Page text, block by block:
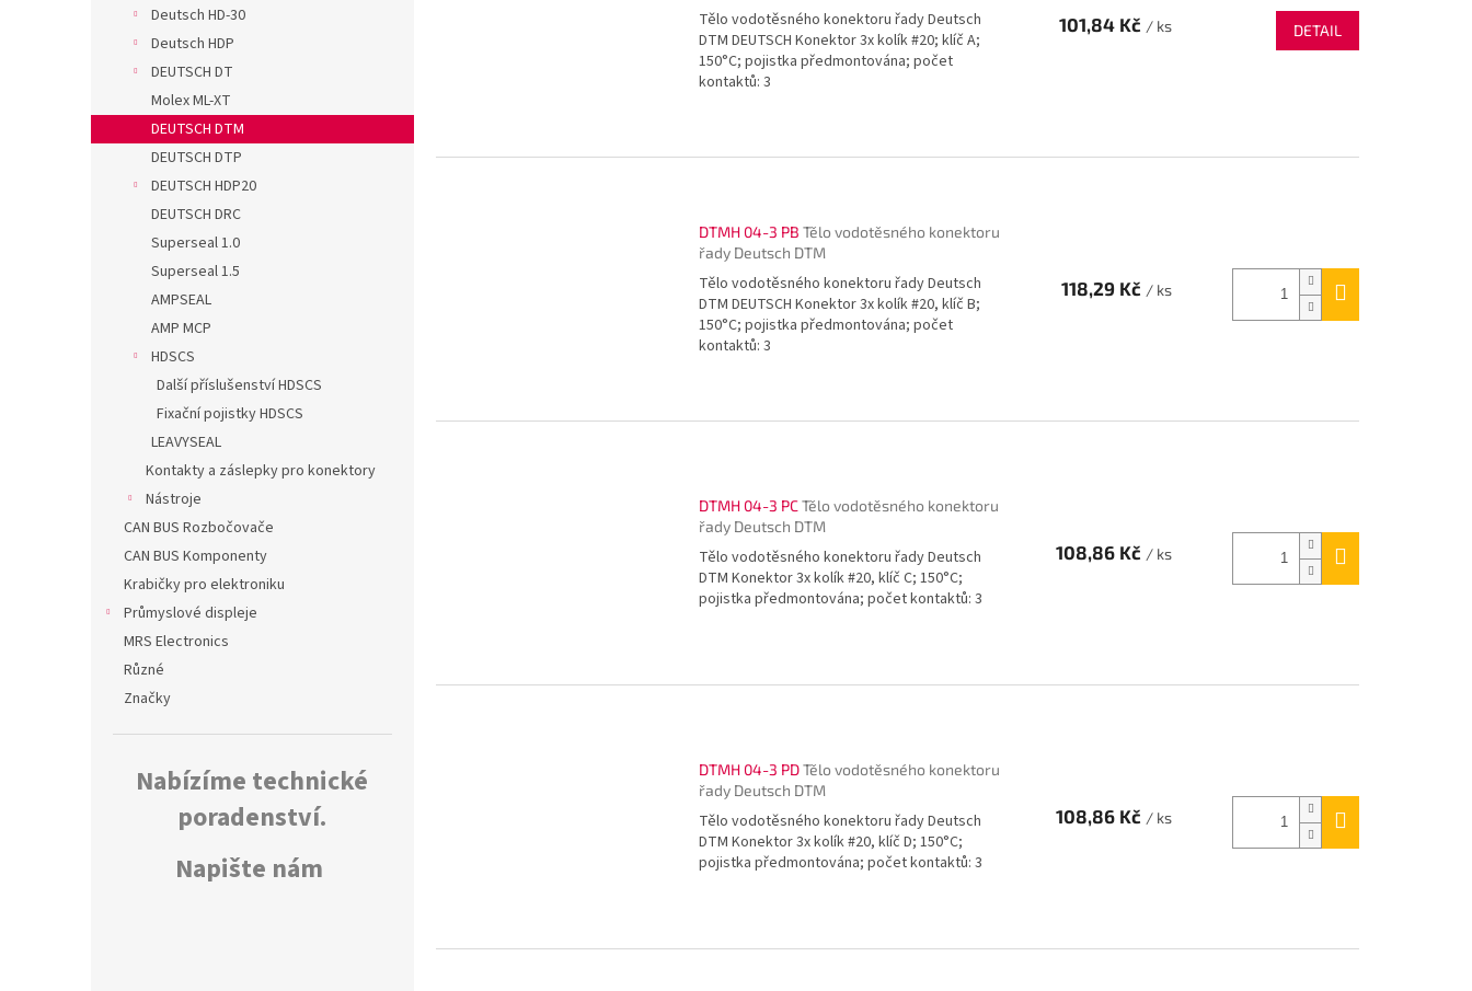
Deutsch HD-30
Deutsch HDP
DEUTSCH DT
Molex ML-XT
DEUTSCH DTM
DEUTSCH DTP
DEUTSCH HDP20
DEUTSCH DRC
Superseal 1.0
Superseal 1.5
AMPSEAL
AMP MCP
HDSCS
Další příslušenství HDSCS
Fixační pojistky HDSCS
LEAVYSEAL
Kontakty a záslepky pro konektory
Nástroje
CAN BUS Rozbočovače
CAN BUS Komponenty
Krabičky pro elektroniku
Průmyslové displeje
MRS Electronics
Různé
Značky
Nabízíme technické
poradenství.
Napište nám
Tělo vodotěsného konektoru řady Deutsch
DTM DEUTSCH Konektor 3x kolík #20; klíč A;
150°C; pojistka předmontována; počet
kontaktů: 3
101,84 Kč / ks DETAIL
DTMH 04-3 PB Tělo vodotěsného konektoru
řady Deutsch DTM
Tělo vodotěsného konektoru řady Deutsch
DTM DEUTSCH Konektor 3x kolík #20, klíč B;
150°C; pojistka předmontována; počet
kontaktů: 3
118,29 Kč / ks
DTMH 04-3 PCTělo vodotěsného konektoru
řady Deutsch DTM
Tělo vodotěsného konektoru řady Deutsch
DTM Konektor 3x kolík #20, klíč C; 150°C;
pojistka předmontována; počet kontaktů: 3
108,86 Kč / ks
DTMH 04-3 PDTělo vodotěsného konektoru
řady Deutsch DTM
Tělo vodotěsného konektoru řady Deutsch
DTM Konektor 3x kolík #20, klíč D; 150°C;
pojistka předmontována; počet kontaktů: 3
108,86 Kč / ks